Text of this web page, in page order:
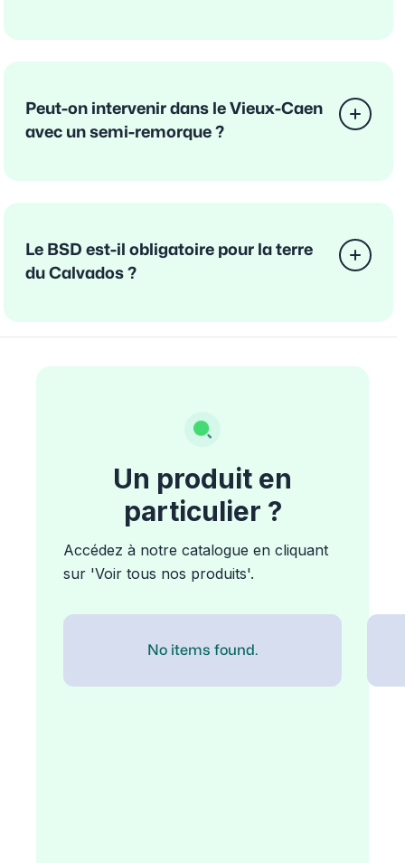
Peut-on intervenir dans le Vieux-Caen
avec un semi-remorque ?
Le BSD est-il obligatoire pour la terre
du Calvados ?
Un produit en
particulier ?
Accédez à notre catalogue en cliquant
sur 'Voir tous nos produits'.
No items found.